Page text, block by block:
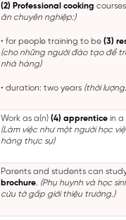
(2) Professional cooking
ăn chuyên nghiệp:)
• for people training to be (3)
(cho những người đào tạo để
nhà hàng)
• duration: two years (thời
Work as a(n) (4) apprentice in a
(Làm việc như một người học
hàng thực sự)
Parents and students can
brochure. (Phụ huynh và học
cứu tờ gấp giới thiệu trường.)